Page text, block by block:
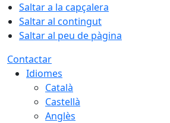
Saltar a la capçalera
Saltar al contingut
Saltar al peu de pàgina
Contactar
Idiomes
Català
Castellà
Anglès